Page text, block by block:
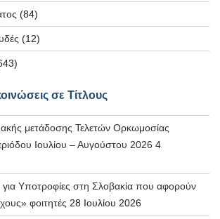
(84)
(12)
σε Τίτλους
μετάδοσης Τελετών Ορκωμοσίας
Ιουλίου – Αυγούστου 2026 4
Υποτροφίες στη Σλοβακία που αφορούν
φοιτητές 28 Ιουλίου 2026